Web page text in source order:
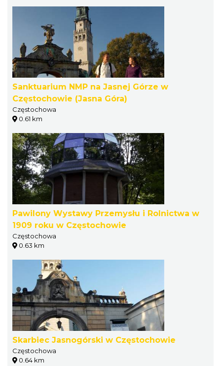
Sanktuarium NMP na Jasnej Górze w
Częstochowie (Jasna Góra)
Częstochowa
0.61 km
Pawilony Wystawy Przemysłu i Rolnictwa w
1909 roku w Częstochowie
Częstochowa
0.63 km
Skarbiec Jasnogórski w Częstochowie
Częstochowa
0.64 km